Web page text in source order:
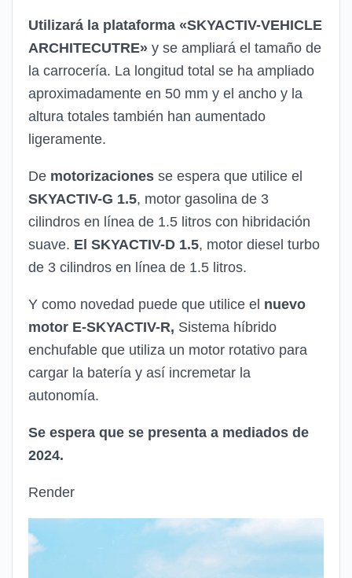
Utilizará la plataforma «SKYACTIV-VEHICLE
ARCHITECUTRE» y se ampliará el tamaño de
la carrocería. La longitud total se ha ampliado
aproximadamente en 50 mm y el ancho y la
altura totales también han aumentado
ligeramente.
De motorizaciones se espera que utilice el
SKYACTIV-G 1.5, motor gasolina de 3
cilindros en línea de 1.5 litros con hibridación
suave. El SKYACTIV-D 1.5, motor diesel turbo
de 3 cilindros en línea de 1.5 litros.
Y como novedad puede que utilice el nuevo
motor E-SKYACTIV-R, Sistema híbrido
enchufable que utiliza un motor rotativo para
cargar la batería y así incremetar la
autonomía.
Se espera que se presenta a mediados de
2024.
Render